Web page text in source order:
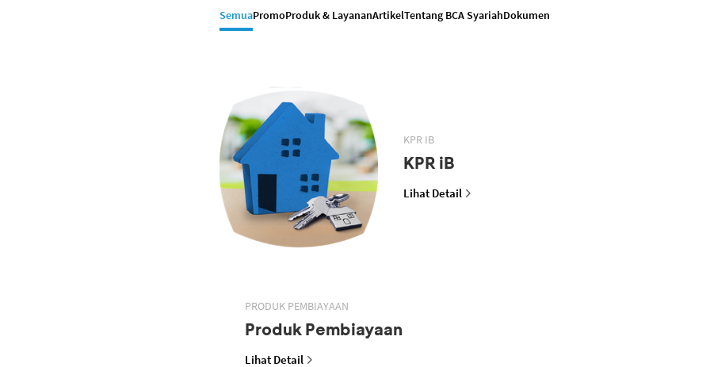
SemuaPromoProduk & LayananArtikelTentang BCA SyariahDokumen
KPR IB
KPR iB
Lihat Detail
PRODUK PEMBIAYAAN
Produk Pembiayaan
Lihat Detail